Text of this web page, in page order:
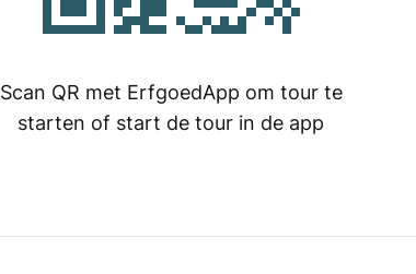
Scan QR met ErfgoedApp om tour te
starten of start de tour in de app